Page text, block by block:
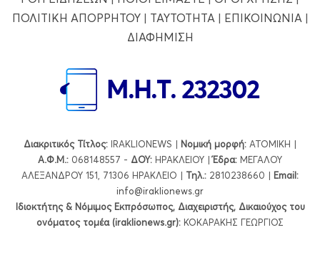
ΠΟΛΙΤΙΚΗ ΑΠΟΡΡΗΤΟΥ| ΤΑΥΤΟΤΗΤΑ | ΕΠΙΚΟΙΝΩΝΙΑ |
ΔΙΑΦΗΜΙΣΗ
Διακριτικός Τίτλος: IRAKLIONEWS | Νομική μορφή: ΑΤΟΜΙΚΗ |
Α.Φ.Μ.: 068148557 - ΔΟΥ: ΗΡΑΚΛΕΙΟΥ |Έδρα: ΜΕΓΑΛΟΥ
ΑΛΕΞΑΝΔΡΟΥ 151, 71306 ΗΡΑΚΛΕΙΟ | Τηλ.: 2810238660 | Εmail:
info@iraklionews.gr
Ιδιοκτήτης & Νόμιμος Εκπρόσωπος, Διαχειριστής, Δικαιούχος του
ονόματος τομέα (iraklionews.gr): ΚΟΚΑΡΑΚΗΣ ΓΕΩΡΓΙΟΣ